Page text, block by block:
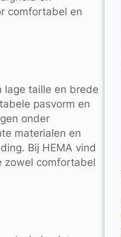
comfortabel en
lage taille en brede
pasvorm en
onder
materialen en
Bij HEMA vind
zowel comfortabel